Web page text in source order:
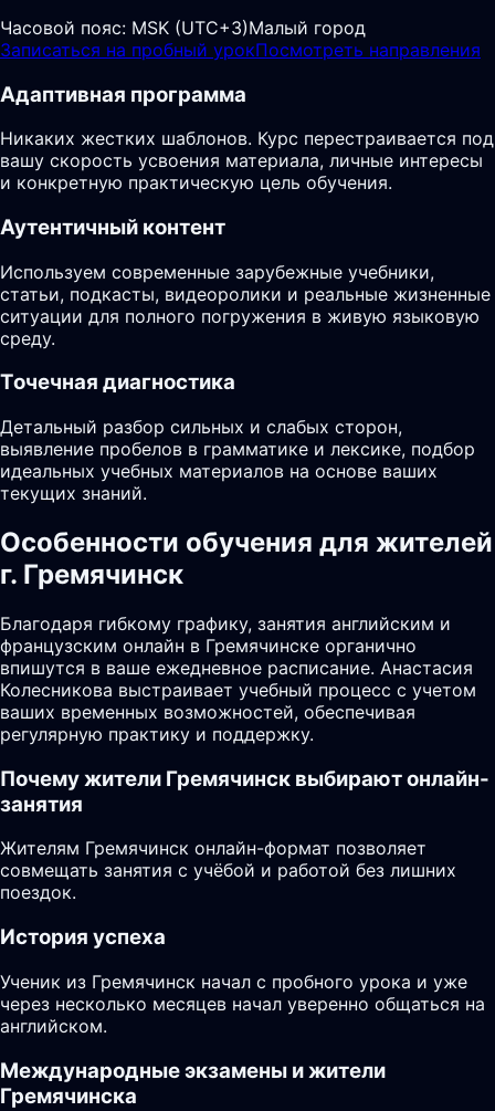
Часовой пояс: MSK (UTC+3)Малый город
Записаться на пробный урокПосмотреть направления
Адаптивная программа
Никаких жестких шаблонов. Курс перестраивается под
вашу скорость усвоения материала, личные интересы
и конкретную практическую цель обучения.
Аутентичный контент
Используем современные зарубежные учебники,
статьи, подкасты, видеоролики и реальные жизненные
ситуации для полного погружения в живую языковую
среду.
Точечная диагностика
Детальный разбор сильных и слабых сторон,
выявление пробелов в грамматике и лексике, подбор
идеальных учебных материалов на основе ваших
текущих знаний.
Особенности обучения для жителей
г. Гремячинск
Благодаря гибкому графику, занятия английским и
французским онлайн в Гремячинске органично
впишутся в ваше ежедневное расписание. Анастасия
Колесникова выстраивает учебный процесс с учетом
ваших временных возможностей, обеспечивая
регулярную практику и поддержку.
Почему жители Гремячинск выбирают онлайн-
занятия
Жителям Гремячинск онлайн-формат позволяет
совмещать занятия с учёбой и работой без лишних
поездок.
История успеха
Ученик из Гремячинск начал с пробного урока и уже
через несколько месяцев начал уверенно общаться на
английском.
Международные экзамены и жители
Гремячинска